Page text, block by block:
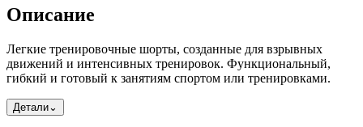
Описание
Легкие тренировочные шорты, созданные для взрывных
движений и интенсивных тренировок. Функциональный,
гибкий и готовый к занятиям спортом или тренировками.
Детали⌄